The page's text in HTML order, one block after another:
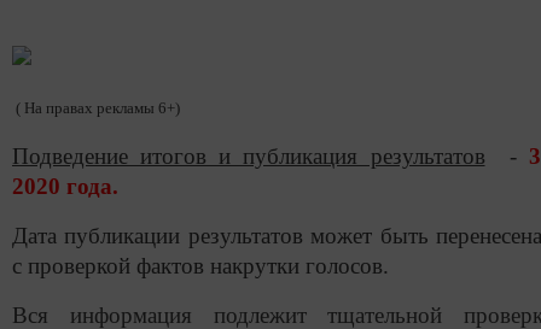
( На правах рекламы 6+)
Подведение итогов и публикация результатов -
2020 года.
Дата публикации результатов может быть
с проверкой фактов накрутки голосов.
Вся информация подлежит тщательной